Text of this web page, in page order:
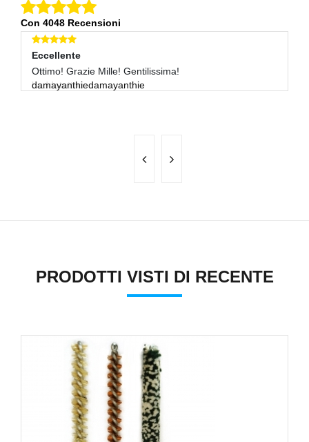
Con 4048 Recensioni
Eccellente
Ok!
buddatattoo
Eccellente
Ottimo! Grazie Mille! Gentilissima!
damayanthiedamayanthie
PRODOTTI VISTI DI RECENTE